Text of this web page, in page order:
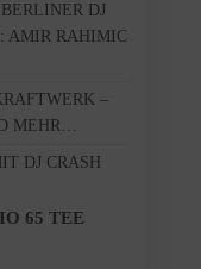
DJ
AMIR RAHIMIC
–
MEHR…
DJ CRASH
65 TEE